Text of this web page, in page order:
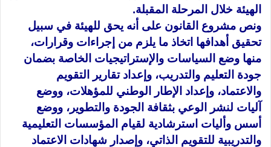
الهيئة خلال المرحلة المقبلة.
ونص مشروع القانون على أنه يحق للهيئة في سبيل
تحقيق أهدافها اتخاذ ما يلزم من إجراءات وقرارات،
منها وضع السياسات والإستراتيجيات الخاصة بضمان
جودة التعليم والتدريب، وإعداد تقارير التقويم
والاعتماد، وإعداد الإطار الوطني للمؤهلات، ووضع
آليات لنشر الوعي بثقافة الجودة والتطوير، ووضع
أسس وأليات استرشادية لقيام المؤسسات التعليمية
والتدريبية للتقويم الذاتي، وإصدار شهادات الاعتماد